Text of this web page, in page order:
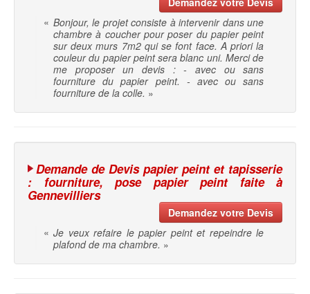
« Bonjour, le projet consiste à intervenir dans une
chambre à coucher pour poser du papier peint
sur deux murs 7m2 qui se font face. A priori la
couleur du papier peint sera blanc uni. Merci de
me proposer un devis : - avec ou sans
fourniture du papier peint. - avec ou sans
fourniture de la colle. »
Demande de Devis papier peint et tapisserie
: fourniture, pose papier peint faite à
Gennevilliers
Demandez votre Devis
« Je veux refaire le papier peint et repeindre le
plafond de ma chambre. »